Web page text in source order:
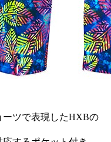
ツで表現したHXBの